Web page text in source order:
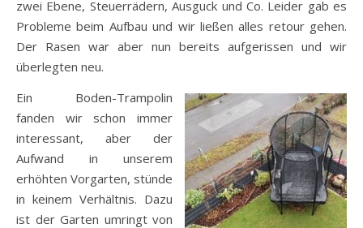
zwei Ebene, Steuerrädern, Ausguck und Co. Leider gab es
Probleme beim Aufbau und wir ließen alles retour gehen.
Der Rasen war aber nun bereits aufgerissen und wir
überlegten neu.
Ein Boden-Trampolin
fanden wir schon immer
interessant, aber der
Aufwand in unserem
erhöhten Vorgarten, stünde
in keinem Verhältnis. Dazu
ist der Garten umringt von